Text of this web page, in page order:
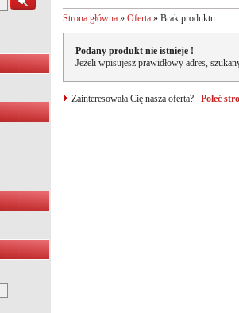
Strona główna » Oferta » Brak produktu
Podany produkt nie istnieje !
Jeżeli wpisujesz prawidłowy adres,
Zainteresowała Cię nasza oferta? Poleć